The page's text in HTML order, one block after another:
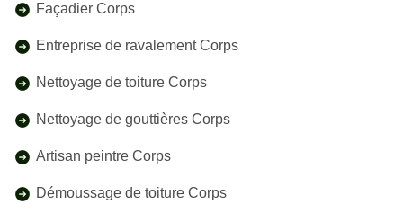
Façadier Corps
Entreprise de ravalement Corps
Nettoyage de toiture Corps
Nettoyage de gouttières Corps
Artisan peintre Corps
Démoussage de toiture Corps